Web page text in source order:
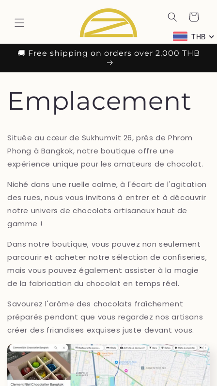
au
contenu
Panier
THB
🚚 Free shipping on orders over 2,000 THB
Emplacement
Située au cœur de Sukhumvit 26, près de Phrom
Phong à Bangkok, notre boutique offre une
expérience unique pour les amateurs de chocolat.
Niché dans une ruelle calme, à l'écart de l'agitation
des rues, nous vous invitons à entrer et à découvrir
notre univers de chocolats artisanaux haut de
gamme !
Dans notre boutique, vous pouvez non seulement
parcourir et acheter notre sélection de confiseries,
mais vous pouvez également assister à la magie
de la fabrication du chocolat en temps réel.
Savourez l'arôme des chocolats fraîchement
préparés pendant que vous regardez nos artisans
créer des friandises exquises juste devant vous.